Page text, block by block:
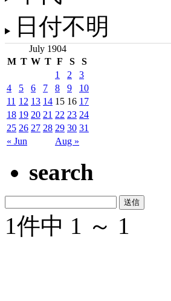
日付不明
July 1904
M T W T F S S
« Jun Aug »
1 2
3
4
5 6 7 8 9
10
11 12 13 14 15 16 17
18 19 20 21 22 23 24
25 26 27 28 29 30 31
search
1件中 1 ～ 1